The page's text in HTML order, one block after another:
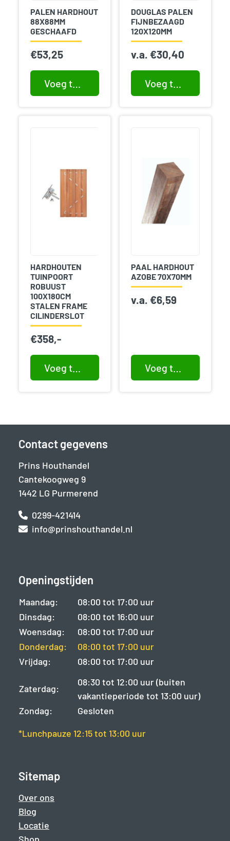
PALEN HARDHOUT
88X88MM
GESCHAAFD
€53,25
DOUGLAS PALEN
FIJNBEZAAGD
120X120MM
v.a. €30,40
HARDHOUTEN
TUINPOORT
ROBUUST
100X180CM
STALEN FRAME
CILINDERSLOT
€358,-
Voeg toe aan winkelwagen
PAAL HARDHOUT
AZOBE 70X70MM
v.a. €6,59
Voeg toe aan winkelwagen
Contact gegevens
Prins Houthandel
Cantekoogweg 9
1442 LG Purmerend
0299-421414
info@prinshouthandel.nl
Openingstijden
Maandag:
08:00 tot 17:00 uur
Dinsdag:
08:00 tot 16:00 uur
Woensdag:
08:00 tot 17:00 uur
Donderdag:
08:00 tot 17:00 uur
Vrijdag:
08:00 tot 17:00 uur
Zaterdag:
08:30 tot 12:00 uur (buiten
vakantieperiode tot 13:00 uur)
Zondag:
Gesloten
*Lunchpauze 12:15 tot 13:00 uur
Sitemap
Over ons
Blog
Locatie